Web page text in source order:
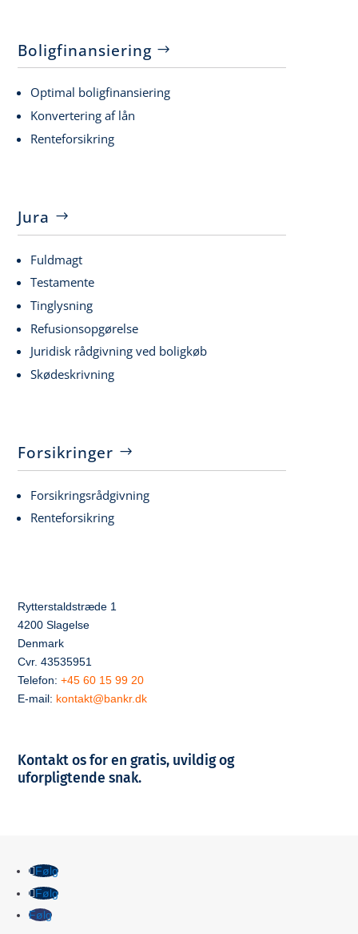
Boligfinansiering
Optimal boligfinansiering
Konvertering af lån
Renteforsikring
Jura
Fuldmagt
Testamente
Tinglysning
Refusionsopgørelse
Juridisk rådgivning ved boligkøb
Skødeskrivning
Forsikringer
Forsikringsrådgivning
Renteforsikring
Rytterstaldstræde 1
4200 Slagelse
Denmark
Cvr. 43535951
Telefon:+45 60 15 99 20
E-mail: kontakt@bankr.dk
Kontakt os for en gratis, uvildig og
uforpligtende snak.
Følg
Følg
Følg